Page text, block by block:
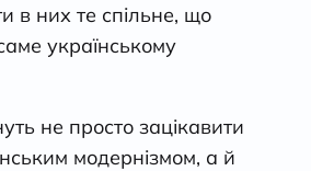
в них те спільне, що
українському
не просто зацікавити
модернізмом, а й